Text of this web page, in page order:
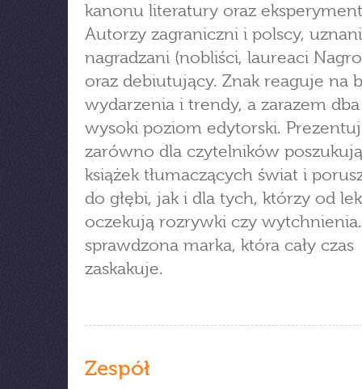
kanonu literatury oraz
Autorzy zagraniczni i polscy,
nagradzani (nobliści, laureaci
oraz debiutujący. Znak reaguje na
wydarzenia i trendy, a zarazem
wysoki poziom edytorski.
zarówno dla czytelników
książek tłumaczących świat i
do głębi, jak i dla tych, którzy od
oczekują rozrywki czy
sprawdzona marka, która cały czas
zaskakuje.
Zespół